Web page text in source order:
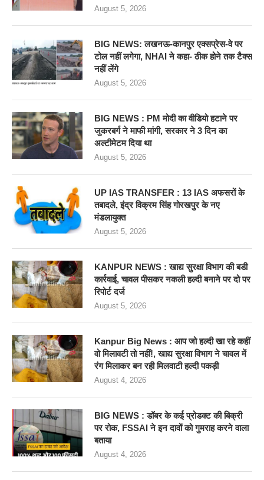
August 5, 2026
BIG NEWS: लखनऊ-कानपुर एक्सप्रेस-वे पर
टोल नहीं लगेगा, NHAI ने कहा- ठीक होने तक टैक्स
नहीं लेंगे
August 5, 2026
BIG NEWS : PM मोदी का वीडियो हटाने पर
जुकरबर्ग ने माफी मांगी, सरकार ने 3 दिन का
अल्टीमेटम दिया था
August 5, 2026
UP IAS TRANSFER : 13 IAS अफसरों के
तबादले, इंद्र विक्रम सिंह गोरखपुर के नए
मंडलायुक्त
August 5, 2026
KANPUR NEWS : खाद्य सुरक्षा विभाग की बडी
कार्रवाई, चावल पीसकर नकली हल्दी बनाने पर दो पर
रिपोर्ट दर्ज
August 5, 2026
Kanpur Big News : आप जो हल्दी खा रहे कहीं
वो मिलावटी तो नहीं!, खाद्य सुरक्षा विभाग ने चावल में
रंग मिलाकर बन रही मिलवाटी हल्दी पकड़ी
August 4, 2026
BIG NEWS : डॉबर के कई प्रोडक्ट की बिक्री
पर रोक, FSSAI ने इन दावों को गुमराह करने वाला
बताया
August 4, 2026